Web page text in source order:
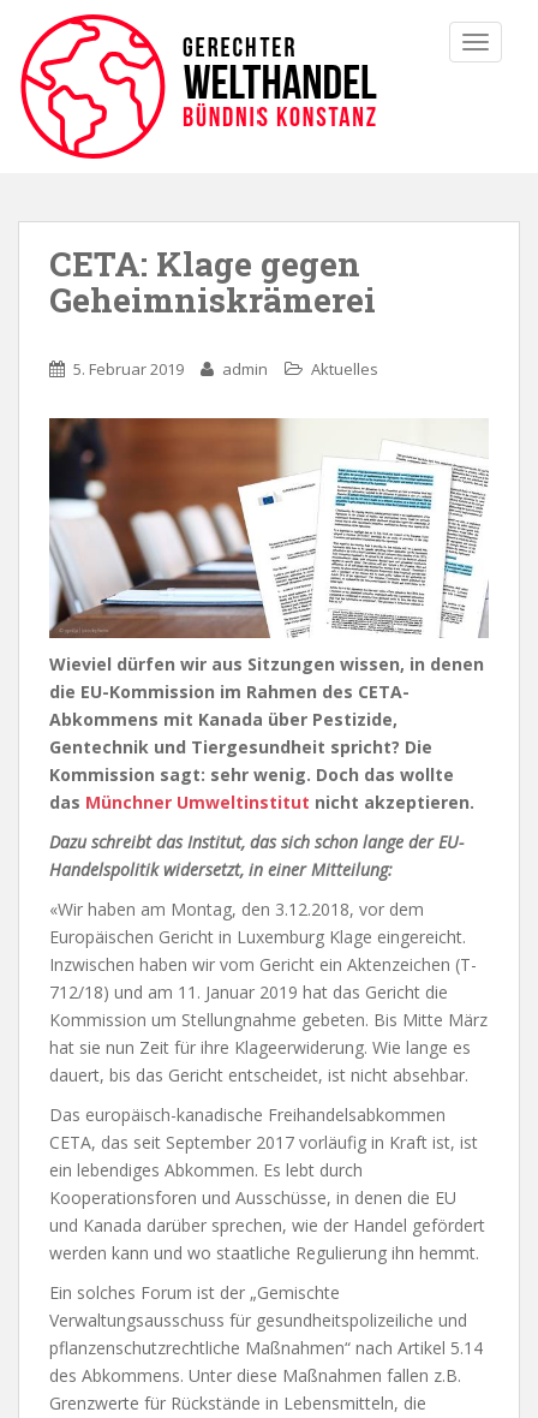
CETA: Klage gegen
Geheimniskrämerei
5. Februar 2019 admin Aktuelles
Wieviel dürfen wir aus Sitzungen wissen, in denen
die EU-Kommission im Rahmen des CETA-
Abkommens mit Kanada über Pestizide,
Gentechnik und Tiergesundheit spricht? Die
Kommission sagt: sehr wenig. Doch das wollte
das Münchner Umweltinstitut nicht akzeptieren.
Dazu schreibt das Institut, das sich schon lange der EU-
Handelspolitik widersetzt, in einer Mitteilung:
«Wir haben am Montag, den 3.12.2018, vor dem
Europäischen Gericht in Luxemburg Klage eingereicht.
Inzwischen haben wir vom Gericht ein Aktenzeichen (T-
712/18) und am 11. Januar 2019 hat das Gericht die
Kommission um Stellungnahme gebeten. Bis Mitte März
hat sie nun Zeit für ihre Klageerwiderung. Wie lange es
dauert, bis das Gericht entscheidet, ist nicht absehbar.
Das europäisch-kanadische Freihandelsabkommen
CETA, das seit September 2017 vorläufig in Kraft ist, ist
ein lebendiges Abkommen. Es lebt durch
Kooperationsforen und Ausschüsse, in denen die EU
und Kanada darüber sprechen, wie der Handel gefördert
werden kann und wo staatliche Regulierung ihn hemmt.
Ein solches Forum ist der „Gemischte
Verwaltungsausschuss für gesundheitspolizeiliche und
pflanzenschutzrechtliche Maßnahmen“ nach Artikel 5.14
des Abkommens. Unter diese Maßnahmen fallen z.B.
Grenzwerte für Rückstände in Lebensmitteln, die